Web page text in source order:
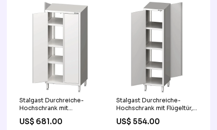
Stalgast Durchreiche-
Hochschrank mit
Flügeltüren,
800x500x1800 mm,
US$ 681.00
Stalgast Durchreiche-
Hochschrank mit Flügeltür,
600x500x2000 mm,
verschweißt READY
US$ 554.00